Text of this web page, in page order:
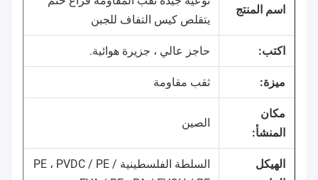
اسم المنتج
يتقلص كيس التفاف للجبن
اكتب: حاجز عالي ، جزيرة هوائية.
ميزة: ثقب مقاومة
مكان
المنشأ:
الصين
الهيكل
السلطة الفلسطينية / PE ، PVDC / PE